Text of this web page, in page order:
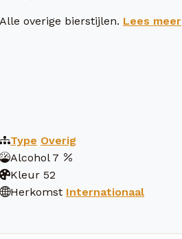
Alle overige bierstijlen. Lees meer
Type Overig
Alcohol 7
Kleur 52
Herkomst Internationaal